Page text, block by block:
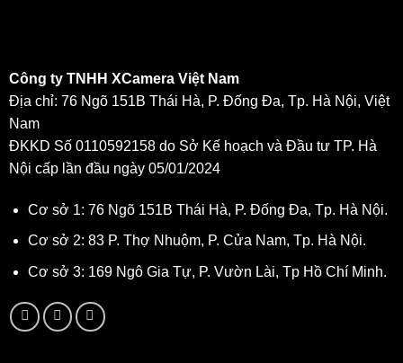
Công ty TNHH XCamera Việt Nam
Địa chỉ: 76 Ngõ 151B Thái Hà, P. Đống Đa, Tp. Hà Nội, Việt
Nam
ĐKKD Số 0110592158 do Sở Kế hoạch và Đầu tư TP. Hà
Nội cấp lần đầu ngày 05/01/2024
Cơ sở 1: 76 Ngõ 151B Thái Hà, P. Đống Đa, Tp. Hà Nội.
Cơ sở 2: 83 P. Thợ Nhuộm, P. Cửa Nam, Tp. Hà Nội.
Cơ sở 3: 169 Ngô Gia Tự, P. Vườn Lài, Tp Hồ Chí Minh.